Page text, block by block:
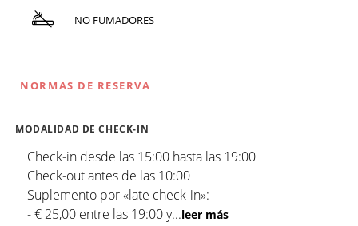
NO FUMADORES
NORMAS DE RESERVA
MODALIDAD DE CHECK-IN
Check-in desde las 15:00 hasta las 19:00
Check-out antes de las 10:00
Suplemento por «late check-in»:
- € 25,00 entre las 19:00 y...leer más